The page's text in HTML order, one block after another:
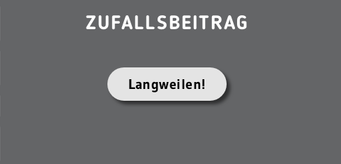
ZUFALLSBEITRAG
Langweilen!